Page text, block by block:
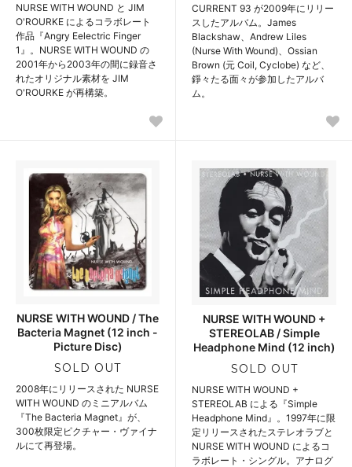
NURSE WITH WOUND と JIM
O'ROURKE によるコラボレート
作品『Angry Eelectric Finger
1』。NURSE WITH WOUND の
2001年から2003年の間に録音さ
れたオリジナル素材を JIM
O'ROURKE が再構築。
CURRENT 93 が2009年にリリー
スしたアルバム。James
Blackshaw、Andrew Liles
(Nurse With Wound)、Ossian
Brown (元 Coil, Cyclobe) など、
錚々たる面々が参加したアルバ
ム。
NURSE WITH WOUND / The
Bacteria Magnet (12 inch -
Picture Disc)
SOLD OUT
2008年にリリースされた NURSE
WITH WOUND のミニアルバム
『The Bacteria Magnet』が、
300枚限定ピクチャー・ヴァイナ
ルにて再登場。
NURSE WITH WOUND +
STEREOLAB / Simple
Headphone Mind (12 inch)
SOLD OUT
NURSE WITH WOUND +
STEREOLAB による『Simple
Headphone Mind』。1997年に限
定リリースされたステレオラブと
NURSE WITH WOUND によるコ
ラボレート・シングル。アナログ